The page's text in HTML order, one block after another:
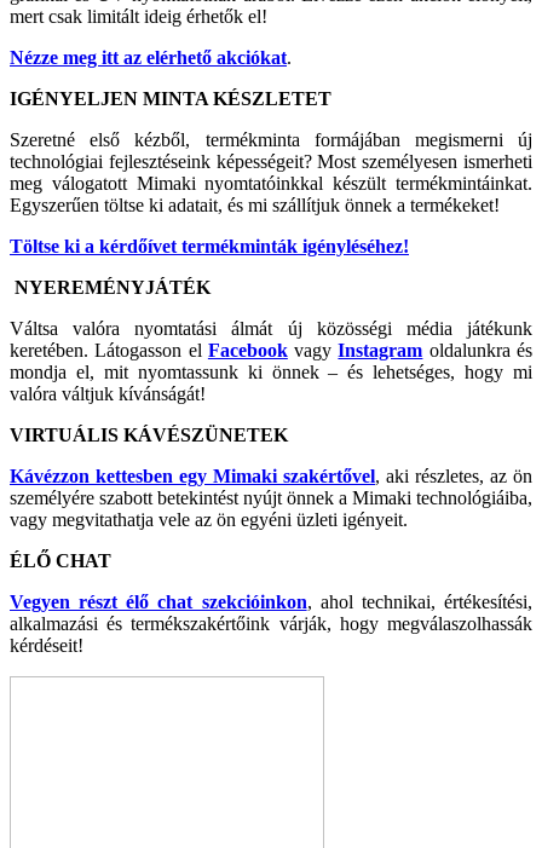
mert csak limitált ideig érhetők el!
Nézze meg itt az elérhető akciókat.
IGÉNYELJEN MINTA KÉSZLETET
Szeretné első kézből, termékminta formájában megismerni új
technológiai fejlesztéseink képességeit? Most személyesen ismerheti
meg válogatott Mimaki nyomtatóinkkal készült termékmintáinkat.
Egyszerűen töltse ki adatait, és mi szállítjuk önnek a termékeket!
Töltse ki a kérdőívet termékminták igényléséhez!
NYEREMÉNYJÁTÉK
Váltsa valóra nyomtatási álmát új közösségi média játékunk
keretében. Látogasson el FacebookvagyInstagram oldalunkra és
mondja el, mit nyomtassunk ki önnek – és lehetséges, hogy mi
valóra váltjuk kívánságát!
VIRTUÁLIS KÁVÉSZÜNETEK
Kávézzon kettesben egy Mimaki szakértővel, aki részletes, az ön
személyére szabott betekintést nyújt önnek a Mimaki technológiáiba,
vagy megvitathatja vele az ön egyéni üzleti igényeit.
ÉLŐ CHAT
Vegyen részt élő chat szekcióinkon, ahol technikai, értékesítési,
alkalmazási és termékszakértőink várják, hogy megválaszolhassák
kérdéseit!